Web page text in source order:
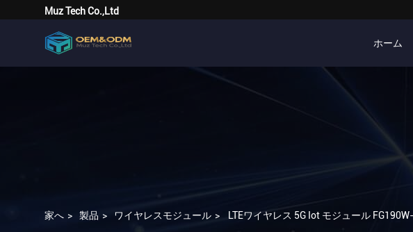
Muz Tech Co.,Ltd
ホーム
家へ > 製品 > ワイヤレスモジュール > LTEワイヤレス 5G Iot モジュール